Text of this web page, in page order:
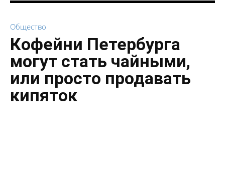
Общество
Кофейни Петербурга
могут стать чайными,
или просто продавать
кипяток